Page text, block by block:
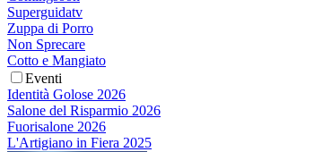
Superguidatv
Zuppa di Porro
Non Sprecare
Cotto e Mangiato
Eventi
Identità Golose 2026
Salone del Risparmio 2026
Fuorisalone 2026
L'Artigiano in Fiera 2025